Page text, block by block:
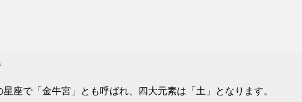
座で「金牛宮」とも呼ばれ、四大元素は「土」となります。